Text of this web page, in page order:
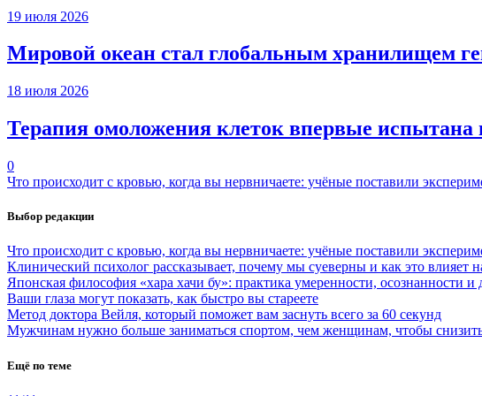
19 июля 2026
Мировой океан стал глобальным хранилищем
18 июля 2026
Терапия омоложения клеток впервые испытана
0
Что происходит с кровью, когда вы нервничаете: учёные поставили
Выбор редакции
Что происходит с кровью, когда вы нервничаете: учёные поставили
Клинический психолог рассказывает, почему мы суеверны и как это влияет
Японская философия «хара хачи бу»: практика умеренности, осознанности и
Ваши глаза могут показать, как быстро вы стареете
Метод доктора Вейля, который поможет вам заснуть всего за 60 секунд
Мужчинам нужно больше заниматься спортом, чем женщинам, чтобы
Ещё по теме